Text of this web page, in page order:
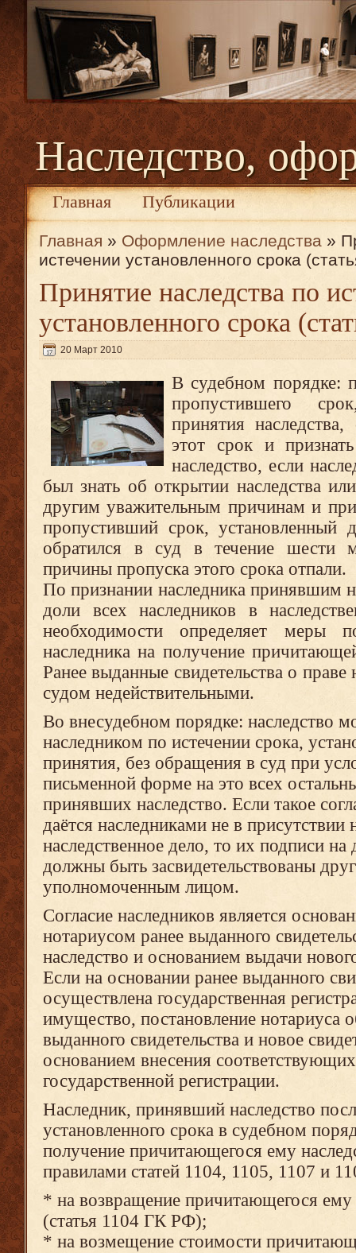
Наследство,
Главная Публикации
Главная » Оформление наследства »
истечении установленного срока
Принятие наследства по
установленного срока
20 Март 2010
В судебном порядке:
пропустившего
принятия
этот срок и
наследство, если
был знать об открытии наследства
другим уважительным причинам и
пропустивший срок, установленный
обратился в суд в течение шести
причины пропуска этого срока отпали.
По признании наследника принявшим
доли всех наследников в
необходимости определяет меры
наследника на получение
Ранее выданные свидетельства о праве
судом недействительными.
Во внесудебном порядке: наследство
наследником по истечении срока,
принятия, без обращения в суд при
письменной форме на это всех
принявших наследство. Если такое
даётся наследниками не в присутствии
наследственное дело, то их подписи на
должны быть засвидетельствованы
уполномоченным лицом.
Согласие наследников является
нотариусом ранее выданного
наследство и основанием выдачи
Если на основании ранее выданного
осуществлена государственная
имущество, постановление нотариуса
выданного свидетельства и новое
основанием внесения
государственной регистрации.
Наследник, принявший наследство
установленного срока в судебном
получение причитающегося ему
правилами статей 1104, 1105, 1107 и
* на возвращение причитающегося ему
(статья 1104 ГК РФ);
* на возмещение стоимости